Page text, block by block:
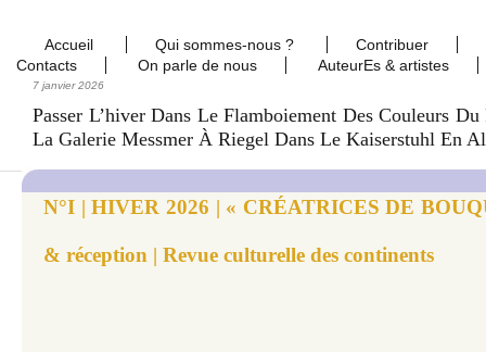
Accueil Qui sommes-nous ?
Contribuer
Contacts
On parle de nous AuteurEs & artistes
7 janvier 2026
Passer L’hiver Dans Le Flamboiement Des Couleurs
La Galerie Messmer À Riegel Dans Le Kaiserstuhl En
N°I | HIVER 2026 | « CRÉATRICES DE
& réception | Revue culturelle des continents